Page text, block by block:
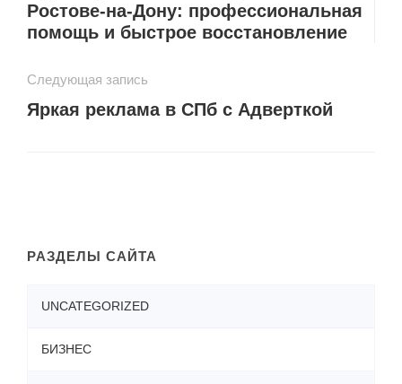
Ростове-на-Дону: профессиональная
помощь и быстрое восстановление
Следующая запись
Яркая реклама в СПб с Адверткой
РАЗДЕЛЫ САЙТА
UNCATEGORIZED
БИЗНЕС